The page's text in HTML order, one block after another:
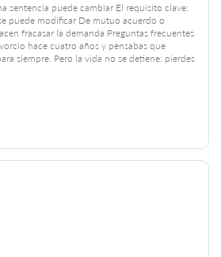
sentencia puede cambiar El requisito clave:
puede modificar De mutuo acuerdo o
fracasar la demanda Preguntas frecuentes
hace cuatro años y pensabas que
siempre. Pero la vida no se detiene: pierdes